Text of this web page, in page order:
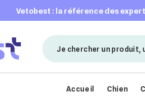
vetobest : la référence des
Accueil Chien